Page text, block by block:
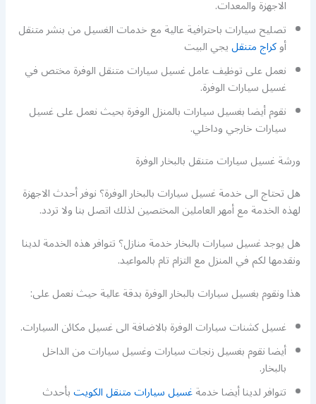
الاجهزة والمعدات.
تصليح سيارات باحترافية عالية مع خدمات الغسيل من بنشر متنقل
أوكراج متنقليجي البيت
نعمل على توظيف عامل غسيل سيارات متنقل الوفرة مختص في
غسيل سيارات الوفرة.
نقوم أيضا بغسيل سيارات بالمنزل الوفرة بحيث نعمل على غسيل
سيارات خارجي وداخلي.
ورشة غسيل سيارات متنقل بالبخار الوفرة
هل تحتاج الى خدمة غسيل سيارات بالبخار الوفرة؟ نوفر أحدث الاجهزة
لهذه الخدمة مع أمهر العاملين المختصين لذلك اتصل بنا ولا تردد.
هل يوجد غسيل سيارات بالبخار خدمة منازل؟ تتوافر هذه الخدمة لدينا
ونقدمها لكم في المنزل مع التزام تام بالمواعيد.
هذا ونقوم بغسيل سيارات بالبخار الوفرة بدقة عالية حيث نعمل على:
غسيل كشنات سيارات الوفرة بالاضافة الى غسيل مكائن السيارات.
أيضا نقوم بغسيل زنجات سيارات وغسيل سيارات من الداخل
بالبخار.
تتوافر لدينا أيضا خدمةغسيل سيارات متنقل الكويتبأحدث